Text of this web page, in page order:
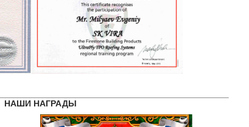
НАШИ НАГРАДЫ